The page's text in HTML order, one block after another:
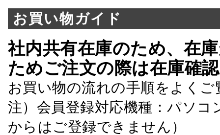
お買い物ガイド
社内共有在庫のため、在
ためご注文の際は在庫確
お買い物の流れの手順をよくご
注）会員登録対応機種：パソ
からはご登録できません）